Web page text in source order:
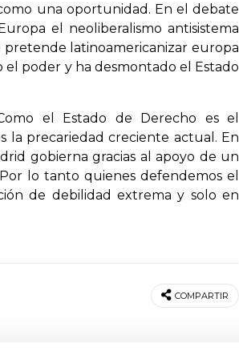
una oportunidad. En el debate
el neoliberalismo antisistema
pretende latinoamericanizar europa
poder y ha desmontado el Estado
el Estado de Derecho es el
la precariedad creciente actual. En
gobierna gracias al apoyo de un
lo tanto quienes defendemos el
de debilidad extrema y solo en
COMPARTIR